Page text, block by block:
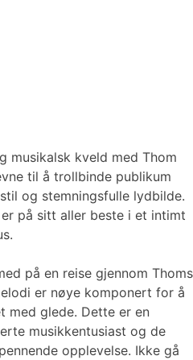
musikalsk kveld med Thom
til å trollbinde publikum
og stemningsfulle lydbilde.
på sitt aller beste i et intimt
på en reise gjennom Thoms
er nøye komponert for å
med glede. Dette er en
musikkentusiast og de
opplevelse. Ikke gå